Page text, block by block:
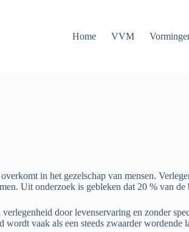
Home VVM
in het gezelschap van mensen.
Uit onderzoek is gebleken dat 20 % van
door levenservaring en zonder
vaak als een steeds zwaarder wordende